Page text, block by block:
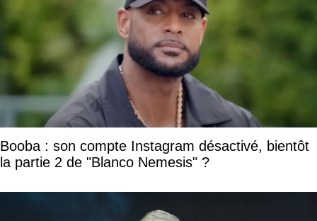
Booba : son compte Instagram désactivé, bientôt
la partie 2 de "Blanco Nemesis" ?